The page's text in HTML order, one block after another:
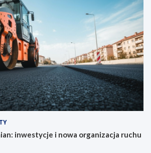
inwestycje i nowa organizacja ruchu